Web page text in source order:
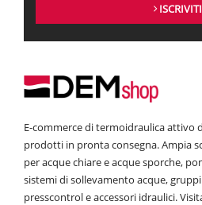
ISCRIVITI
E-commerce di termoidraulica attivo
prodotti in pronta consegna. Ampia
per acque chiare e acque sporche,
sistemi di sollevamento acque,
presscontrol e accessori idraulici.